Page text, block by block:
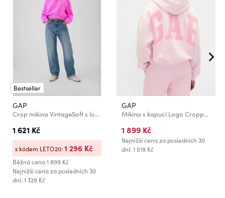
Bestseller
GAP
Crop mikina VintageSoft s logem GAP
1 621 Kč
Běžná cena1 899 Kč
Nejnižší cena za posledních 30
dní: 1 329 Kč
s kódem LETO20:1 296 Kč
GAP
Mikina s kapucí Logo Cropped GAP
1 899 Kč
Nejnižší cena za posledních 30
dní: 1 519 Kč